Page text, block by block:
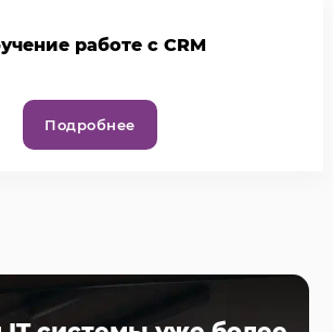
работе с CRM
Подробнее